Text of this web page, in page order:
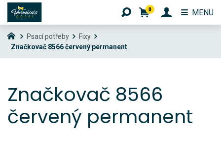
Psací potřeby
Fixy
Značkovač 8566 červený permanent
Značkovač 8566
červený permanent
0 MENU